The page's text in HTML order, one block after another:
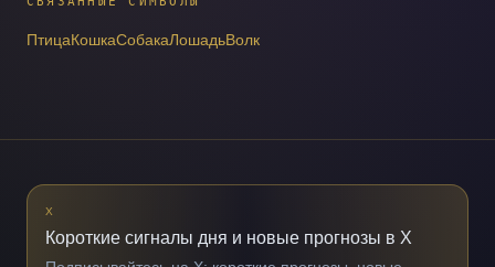
ПтицаКошкаСобакаЛошадьВолк
X
Короткие сигналы дня и новые прогнозы в X